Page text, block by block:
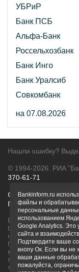
УБРиР
Банк ПСБ
Альфа-Банк
Россельхозбанк
Банк Инго
Банк Уралсиб
Совкомбанк
на 07.08.2026
Нашли ошибку?
© 1994-2026. РИА
370-61-71
О проектеПолитика
Правовая
Вся информация о
bankinform.ru, носит
не является публичной
ГК РФ. Информация не
может быть изменена.
банков или при личном
товарные знаки
Bankinform.ru
файлы и
персональные
использованием
Google Analytics. Это
сайта и
Подтвердите ваше
кнопу Ок. Если вы не
ваши данные
пожалуйста,